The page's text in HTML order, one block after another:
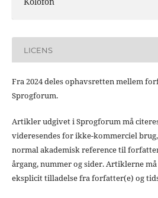
LICENS
Fra 2024 deles ophavsretten mellem
Sprogforum.
Artikler udgivet i Sprogforum må
videresendes for ikke-kommerciel
normal akademisk reference til
årgang, nummer og sider. Artiklerne
eksplicit tilladelse fra forfatter(e) og